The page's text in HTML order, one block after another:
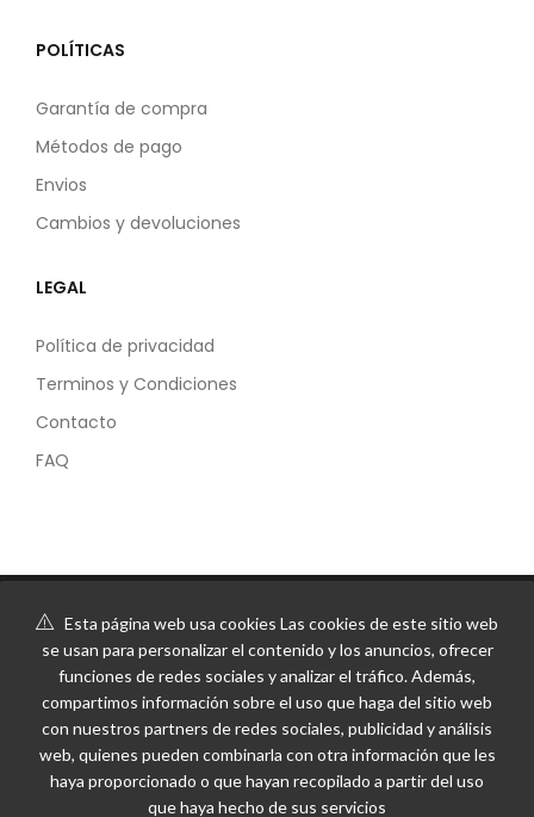
POLÍTICAS
Garantía de compra
Métodos de pago
Envios
Cambios y devoluciones
LEGAL
Política de privacidad
Terminos y Condiciones
Contacto
FAQ
Esta página web usa cookies Las cookies de este sitio web
se usan para personalizar el contenido y los anuncios, ofrecer
funciones de redes sociales y analizar el tráfico. Además,
compartimos información sobre el uso que haga del sitio web
con nuestros partners de redes sociales, publicidad y análisis
web, quienes pueden combinarla con otra información que les
haya proporcionado o que hayan recopilado a partir del uso
que haya hecho de sus servicios